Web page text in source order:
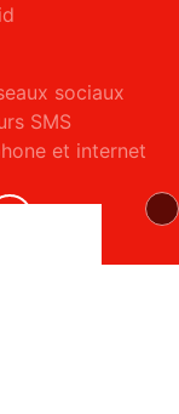
sociaux
SMS
et internet